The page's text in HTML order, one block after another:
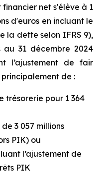
net s'élève à 1
d'euros en incluant le
la dette selon IFRS 9),
au 31 décembre 2024
l’ajustement de fair
de :
trésorerie pour 1 364
3 057 millions
PIK) ou
l’ajustement de
PIK